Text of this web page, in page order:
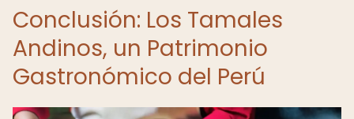
Conclusión: Los Tamales
Andinos, un Patrimonio
Gastronómico del Perú